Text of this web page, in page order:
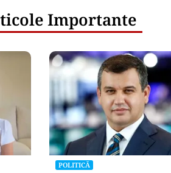
Importante
POLITICĂ